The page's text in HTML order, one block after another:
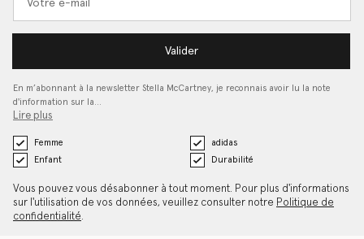
Valider
En m’abonnant à la newsletter Stella McCartney, je reconnais avoir lu la note
d'information sur la…
Lire plus
Femme
adidas
Enfant
Durabilité
Vous pouvez vous désabonner à tout moment. Pour plus d'informations
sur l'utilisation de vos données, veuillez consulter notre Politique de
confidentialité.